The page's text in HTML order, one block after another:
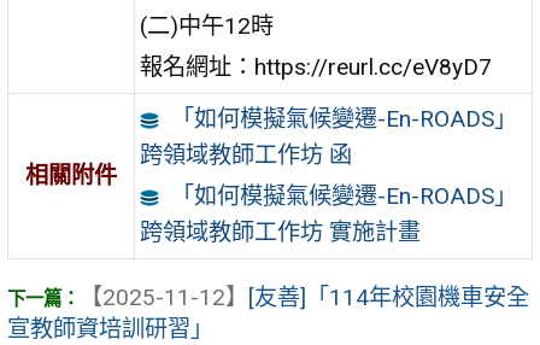
(二)中午12時
報名網址：https://reurl.cc/eV8yD7
相關附件
「如何模擬氣候變遷-En-ROADS」
跨領域教師工作坊 函
「如何模擬氣候變遷-En-ROADS」
跨領域教師工作坊 實施計畫
【2025-11-12】 [友善]「114年校園機車安全
宣教師資培訓研習」